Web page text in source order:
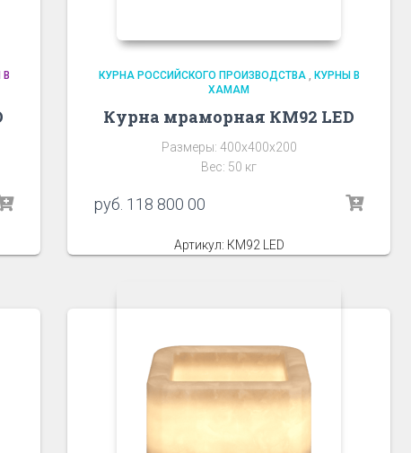
В
КУРНА РОССИЙСКОГО ПРОИЗВОДСТВА, КУРНЫ В
ХАМАМ
Курна мраморная КМ92 LED
Размеры: 400х400х200
Вес: 50 кг
руб. 118 800 00
Артикул: КМ92 LED